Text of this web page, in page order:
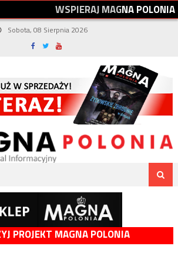
WSPIERAJMAGNAPOLONIA
Sobota, 08 Sierpnia 2026
PROJEKT MAGNA POLONIA